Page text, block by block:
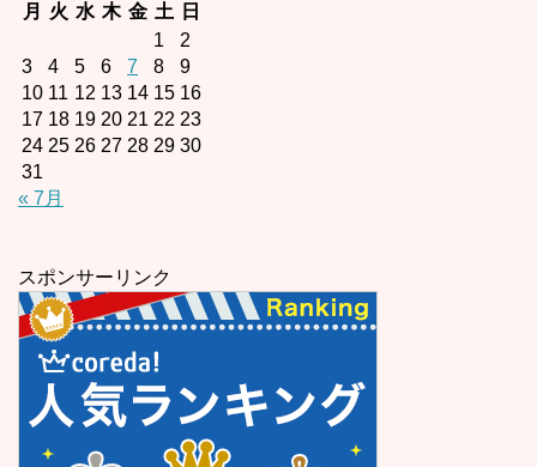
月
火 水 木 金 土
日
1
2
3
4 5 6 7 8
9
10 11 12 13 14 15 16
17 18 19 20 21 22 23
24 25 26 27 28 29 30
31
« 7月
スポンサーリンク